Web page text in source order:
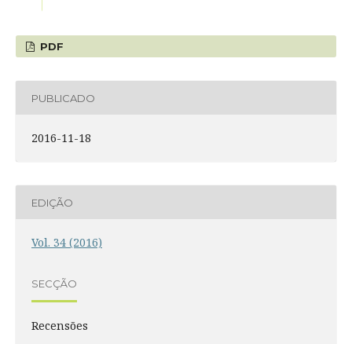
PDF
PUBLICADO
2016-11-18
EDIÇÃO
Vol. 34 (2016)
SECÇÃO
Recensões